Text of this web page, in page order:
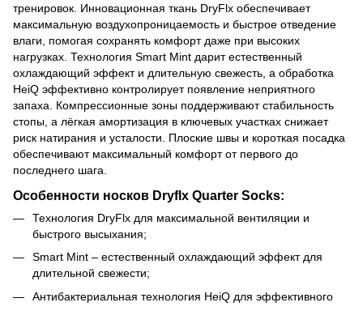
тренировок. Инновационная ткань DryFlx обеспечивает
максимальную воздухопроницаемость и быстрое отведение
влаги, помогая сохранять комфорт даже при высоких
нагрузках. Технология Smart Mint дарит естественный
охлаждающий эффект и длительную свежесть, а обработка
HeiQ эффективно контролирует появление неприятного
запаха. Компрессионные зоны поддерживают стабильность
стопы, а лёгкая амортизация в ключевых участках снижает
риск натирания и усталости. Плоские швы и короткая посадка
обеспечивают максимальный комфорт от первого до
последнего шага.
Особенности носков Dryflx Quarter Socks:
Технология DryFlx для максимальной вентиляции и
быстрого высыхания;
Smart Mint – естественный охлаждающий эффект для
длительной свежести;
Антибактериальная технология HeiQ для эффективного